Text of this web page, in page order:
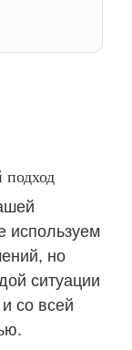
используем
но
ситуации
со всей